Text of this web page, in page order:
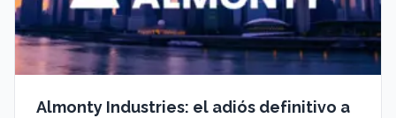
Almonty Industries: el adiós definitivo a